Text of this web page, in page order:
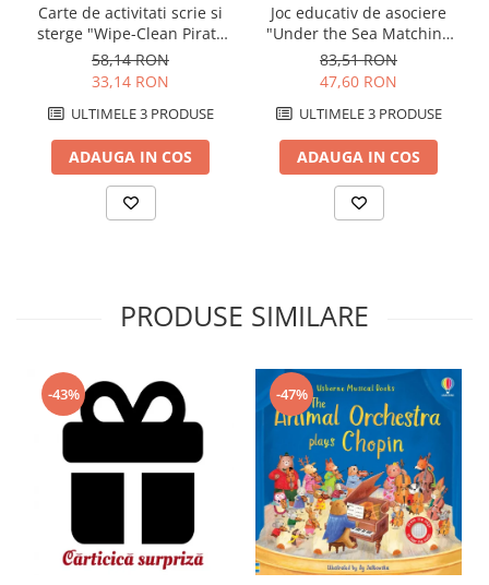
Carte de activitati scrie si
sterge "Wipe-Clean Pirate
Activities", reutilizabila,
Usborne
58,14 RON
33,14 RON
ULTIMELE 3 PRODUSE
ADAUGA IN COS
Joc educativ de asociere
"Under the Sea Matching
Games", Usborne
83,51 RON
47,60 RON
ULTIMELE 3 PRODUSE
ADAUGA IN COS
PRODUSE SIMILARE
-43% -47%